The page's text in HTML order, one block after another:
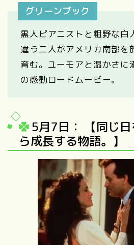
グリーンブック
黒人ピアニストと粗野な白
違う二人がアメリカ南部を
育む。ユーモアと温かさに
の感動ロードムービー。
5月7日： 【同じ
ら成長する物語。】